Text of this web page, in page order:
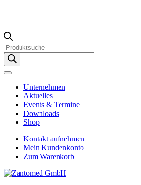
Products
search
Unternehmen
Aktuelles
Events & Termine
Downloads
Shop
Kontakt aufnehmen
Mein Kundenkonto
Zum Warenkorb